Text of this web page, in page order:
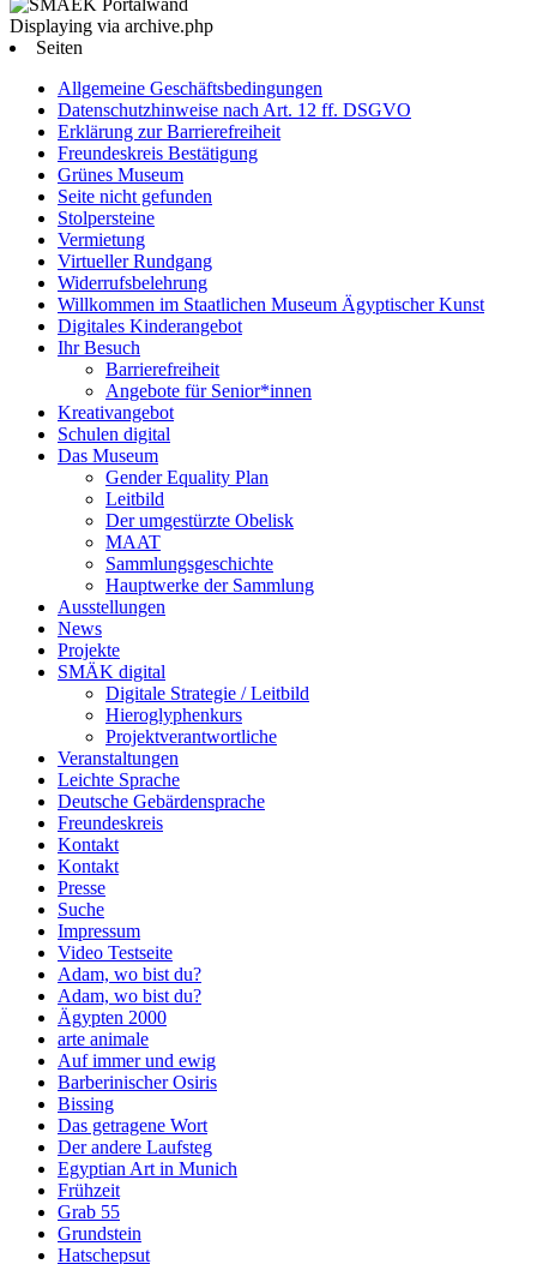
Displaying via archive.php
Seiten
Allgemeine Geschäftsbedingungen
Datenschutzhinweise nach Art. 12 ff. DSGVO
Erklärung zur Barrierefreiheit
Freundeskreis Bestätigung
Grünes Museum
Seite nicht gefunden
Stolpersteine
Vermietung
Virtueller Rundgang
Widerrufsbelehrung
Willkommen im Staatlichen Museum Ägyptischer Kunst
Digitales Kinderangebot
Ihr Besuch
Barrierefreiheit
Angebote für Senior*innen
Kreativangebot
Schulen digital
Das Museum
Gender Equality Plan
Leitbild
Der umgestürzte Obelisk
MAAT
Sammlungsgeschichte
Hauptwerke der Sammlung
Ausstellungen
News
Projekte
SMÄK digital
Digitale Strategie / Leitbild
Hieroglyphenkurs
Projektverantwortliche
Veranstaltungen
Leichte Sprache
Deutsche Gebärdensprache
Freundeskreis
Kontakt
Kontakt
Presse
Suche
Impressum
Video Testseite
Adam, wo bist du?
Adam, wo bist du?
Ägypten 2000
arte animale
Auf immer und ewig
Barberinischer Osiris
Bissing
Das getragene Wort
Der andere Laufsteg
Egyptian Art in Munich
Frühzeit
Grab 55
Grundstein
Hatschepsut